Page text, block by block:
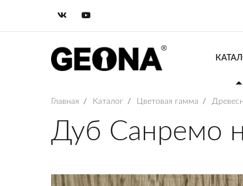
Главная / Каталог / Цветовая гамма /
Дуб Санремо